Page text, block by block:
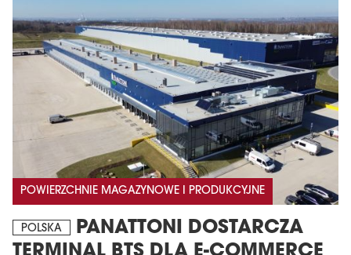
POWIERZCHNIE MAGAZYNOWE I PRODUKCYJNE
POLSKA
PANATTONI DOSTARCZA